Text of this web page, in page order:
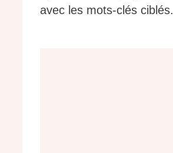
avec les mots-clés ciblés.